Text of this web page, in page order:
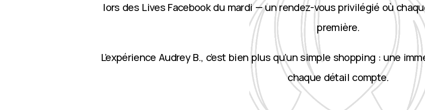
lors des Lives Facebook du mardi — un rendez-vous privilégié où
première.
L’expérience Audrey B., c’est bien plus qu’un simple shopping : une
chaque détail compte.